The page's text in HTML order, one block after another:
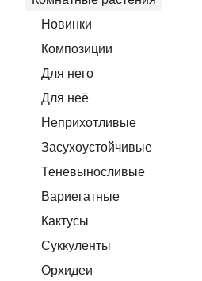
Новинки
Композиции
Для него
Для неё
Неприхотливые
Засухоустойчивые
Теневыносливые
Вариегатные
Кактусы
Суккуленты
Орхидеи